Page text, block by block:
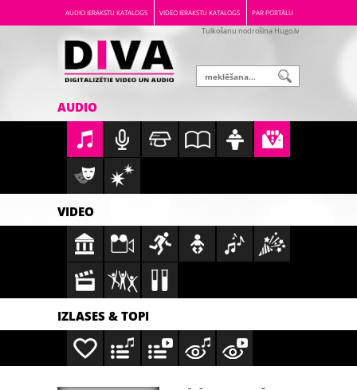
AUDIO IERAKSTU KATALOGS VIDEO IERAKSTU KATALOGS PAR PORTĀLU
Tulkošanu nodrošina Hugo.lv
AUDIO
VIDEO
IZLASES & TOPI